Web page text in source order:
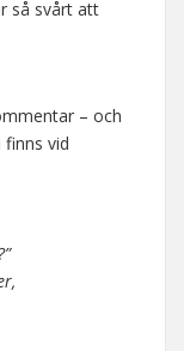
så svårt att
– och
vid